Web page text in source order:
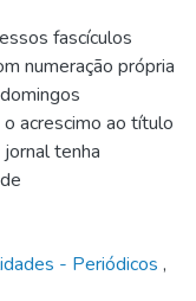
fascículos
numeração própria
acrescimo ao título
tenha
- Periódicos ,